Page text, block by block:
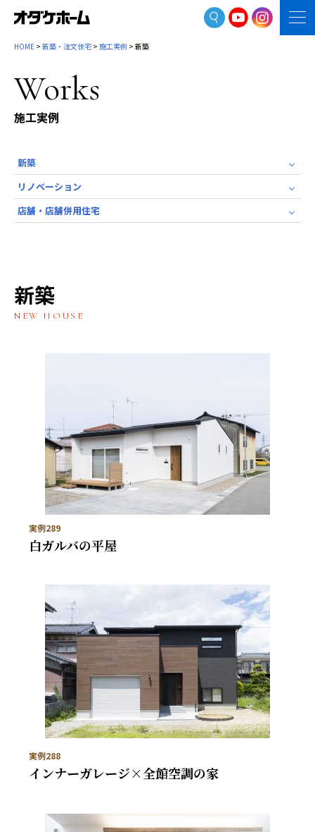
HOME > 新築・注文住宅 > 施工実例 > 新築
Works
施工実例
新築
リノベーション
店舗・店舗併用住宅
新築
NEW HOUSE
実例289
白ガルバの平屋
実例288
インナーガレージ×全館空調の家